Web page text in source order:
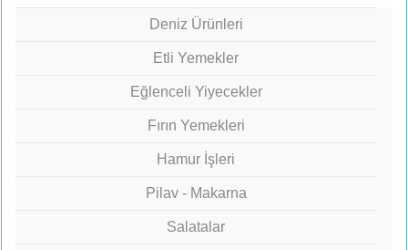
Deniz Ürünleri
Etli Yemekler
Eğlenceli Yiyecekler
Fırın Yemekleri
Hamur İşleri
Pilav - Makarna
Salatalar